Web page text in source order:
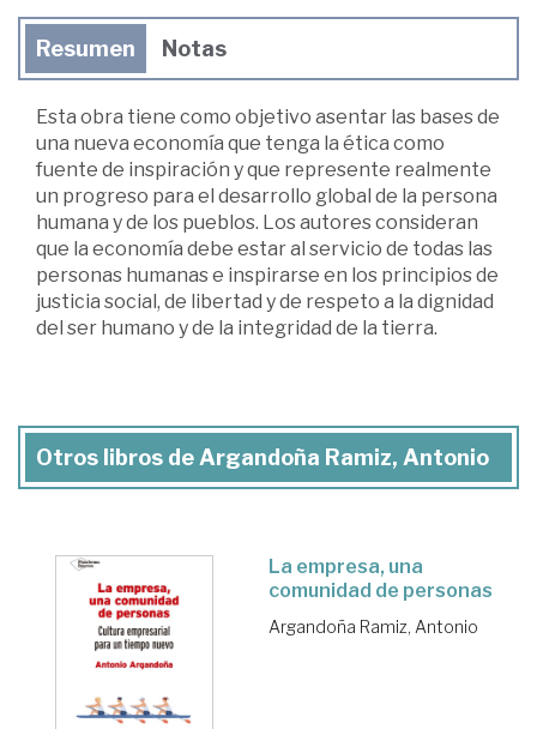
Resumen Notas
Esta obra tiene como objetivo asentar las bases de
una nueva economía que tenga la ética como
fuente de inspiración y que represente realmente
un progreso para el desarrollo global de la persona
humana y de los pueblos. Los autores consideran
que la economía debe estar al servicio de todas las
personas humanas e inspirarse en los principios de
justicia social, de libertad y de respeto a la dignidad
del ser humano y de la integridad de la tierra.
Otros libros de Argandoña Ramiz, Antonio
La empresa, una
comunidad de personas
Argandoña Ramiz, Antonio